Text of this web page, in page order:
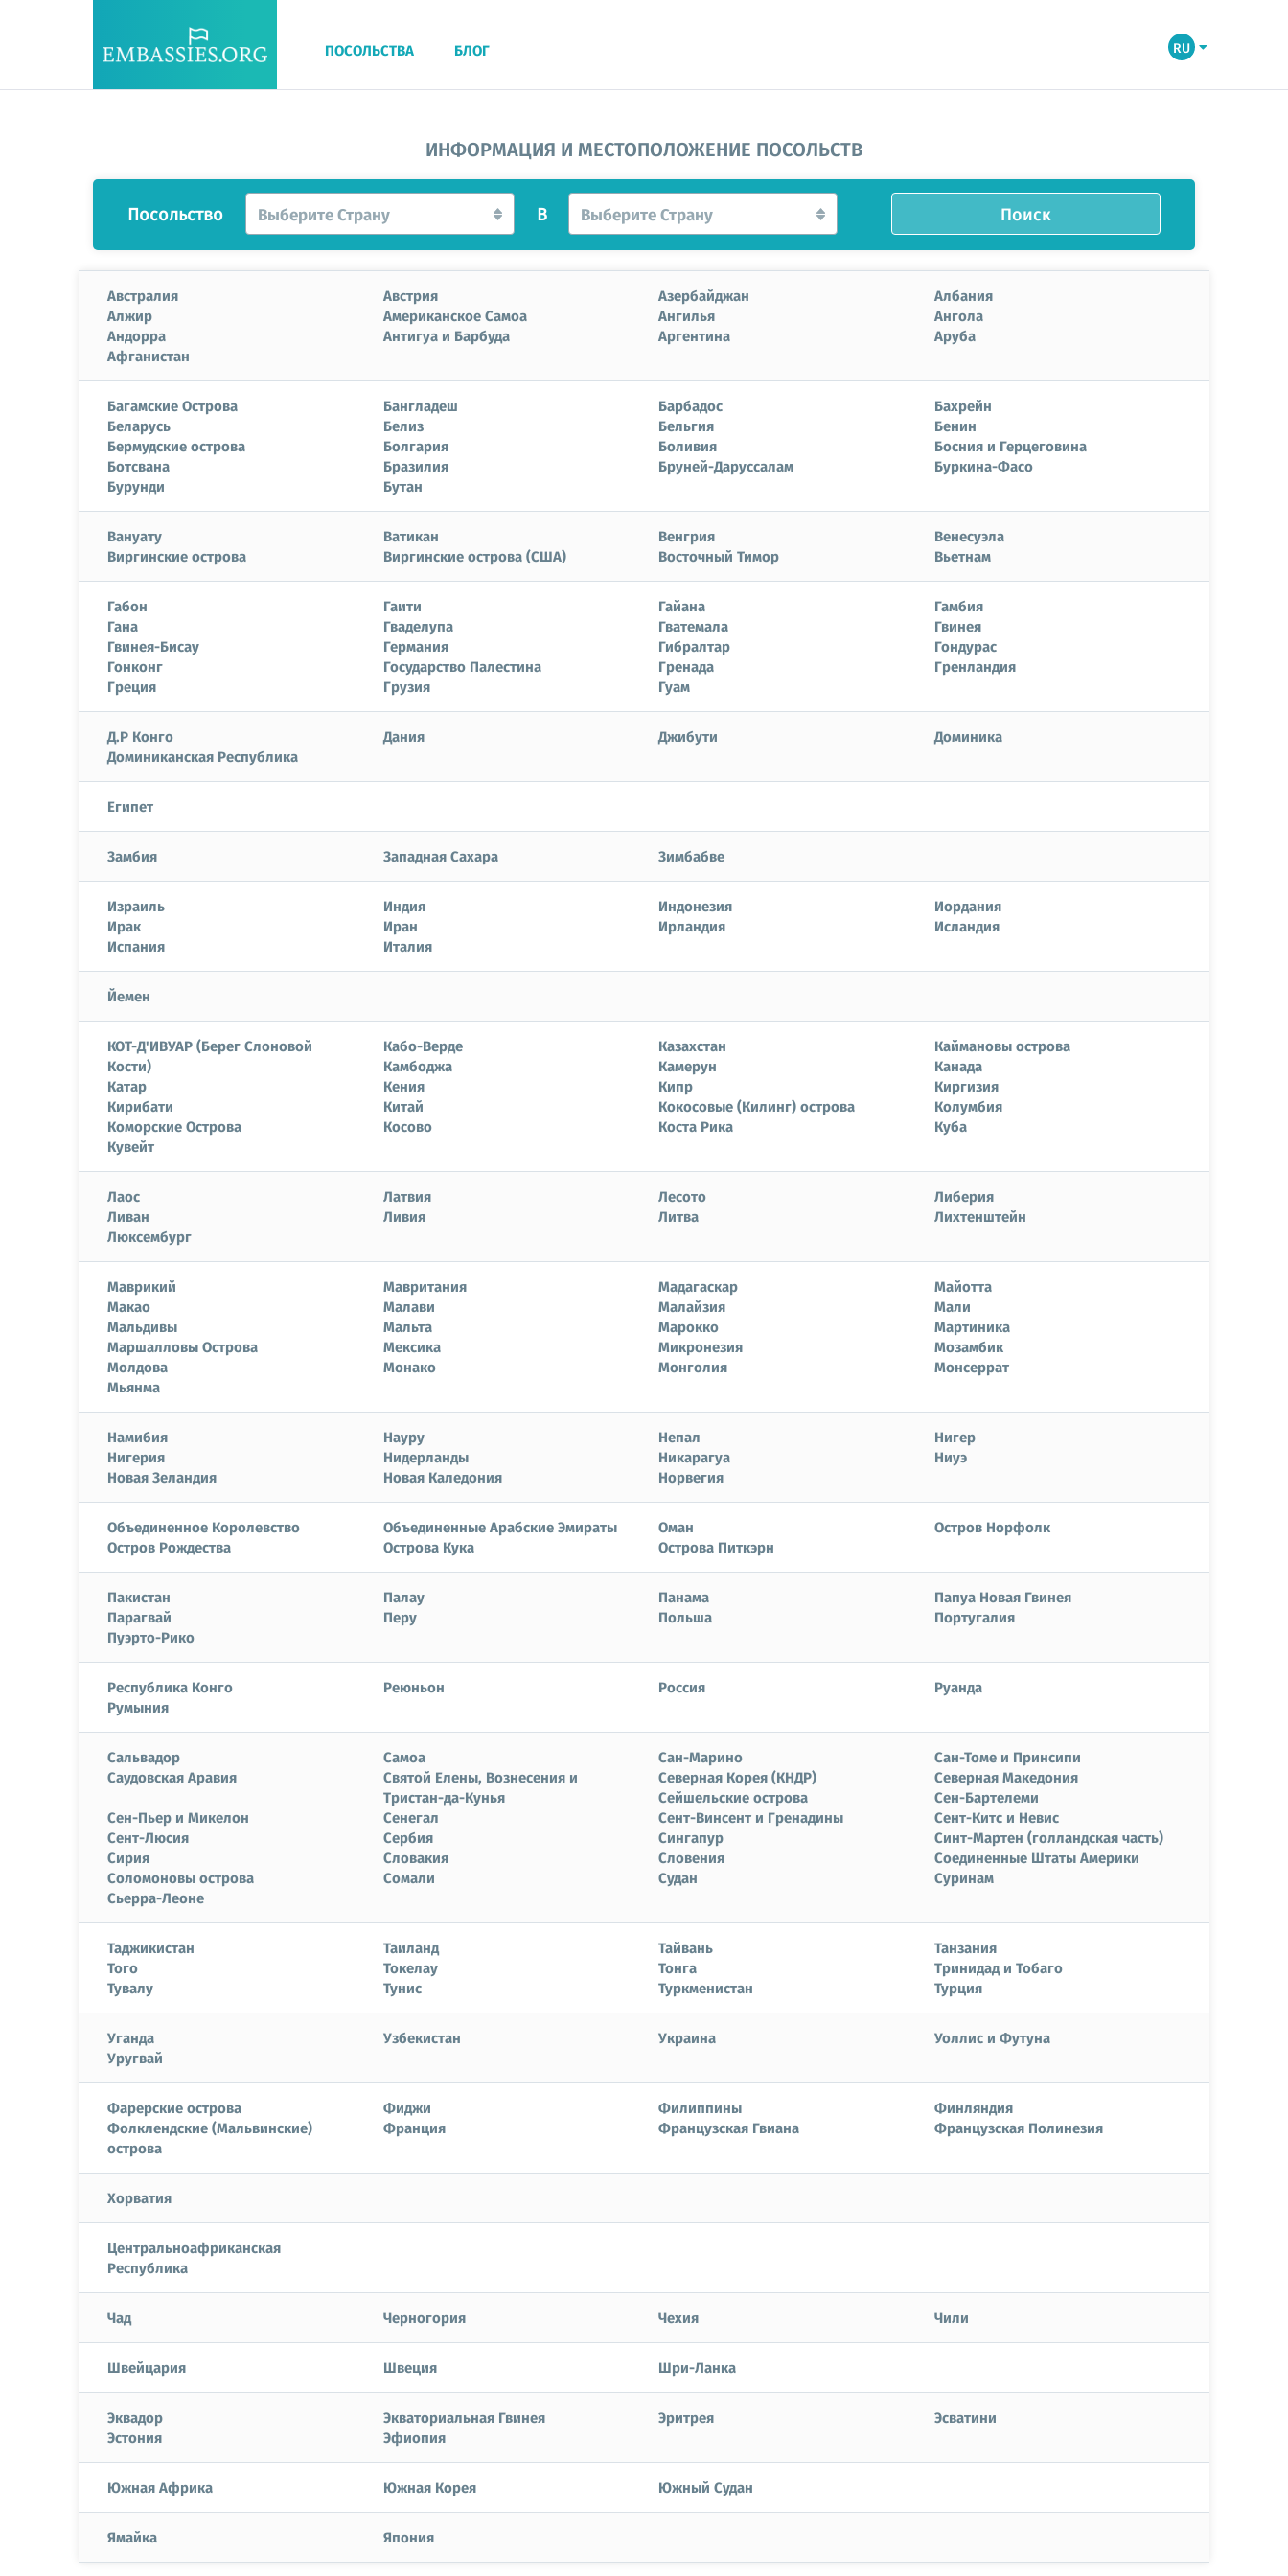
ПОСОЛЬСТВА БЛОГ RU
ИНФОРМАЦИЯ И МЕСТОПОЛОЖЕНИЕ ПОСОЛЬСТВ
Посольство Выберите Страну В Выберите Страну Поиск
Австралия Австрия Азербайджан
Албания
Алжир
Американское Самоа Ангилья
Ангола
Андорра
Антигуа и Барбуда Аргентина
Аруба
Афганистан
Багамские Острова Бангладеш Барбадос
Бахрейн
Беларусь
Белиз Бельгия
Бенин
Бермудские острова
Болгария Боливия
Босния и Герцеговина
Ботсвана
Бразилия Бруней-Даруссалам
Буркина-Фасо
Бурунди
Бутан
Вануату Ватикан Венгрия
Венесуэла
Виргинские острова
Виргинские острова (США) Восточный Тимор Вьетнам
Габон Гаити Гайана
Гамбия
Гана
Гваделупа Гватемала
Гвинея
Гвинея-Бисау
Германия Гибралтар
Гондурас
Гонконг
Государство Палестина Гренада
Гренландия
Греция
Грузия Гуам
Д.Р Конго Дания Джибути
Доминика
Доминиканская Республика
Египет
Замбия Западная Сахара Зимбабве
Израиль Индия Индонезия
Иордания
Ирак
Иран Ирландия
Исландия
Испания
Италия
Йемен
КОТ-Д'ИВУАР (Берег Слоновой
Кости)
Кабо-Верде Казахстан
Каймановы острова
Камбоджа
Камерун
Канада
Катар
Кения Кипр
Киргизия
Кирибати
Китай Кокосовые (Килинг) острова
Колумбия
Коморские Острова
Косово Коста Рика
Куба
Кувейт
Лаос Латвия Лесото
Либерия
Ливан
Ливия Литва
Лихтенштейн
Люксембург
Маврикий Мавритания Мадагаскар
Майотта
Макао
Малави Малайзия
Мали
Мальдивы
Мальта Марокко
Мартиника
Маршалловы Острова
Мексика Микронезия
Мозамбик
Молдова
Монако Монголия
Монсеррат
Мьянма
Намибия Науру Непал
Нигер
Нигерия
Нидерланды Никарагуа
Ниуэ
Новая Зеландия
Новая Каледония Норвегия
Объединенное Королевство Объединенные Арабские Эмираты Оман
Остров Норфолк
Остров Рождества
Острова Кука Острова Питкэрн
Пакистан Палау Панама
Папуа Новая Гвинея
Парагвай
Перу Польша
Португалия
Пуэрто-Рико
Республика Конго Реюньон Россия
Руанда
Румыния
Сальвадор Самоа Сан-Марино
Сан-Томе и Принсипи
Саудовская Аравия
Святой Елены, Вознесения и
Тристан-да-Кунья
Северная Корея (КНДР)
Северная Македония
Сейшельские острова
Сен-Бартелеми
Сен-Пьер и Микелон
Сенегал Сент-Винсент и Гренадины
Сент-Китс и Невис
Сент-Люсия
Сербия Сингапур
Синт-Мартен (голландская часть)
Сирия
Словакия Словения
Соединенные Штаты Америки
Соломоновы острова
Сомали Судан
Суринам
Сьерра-Леоне
Таджикистан Таиланд Тайвань
Танзания
Того
Токелау Тонга
Тринидад и Тобаго
Тувалу
Тунис Туркменистан Турция
Уганда Узбекистан Украина
Уоллис и Футуна
Уругвай
Фарерские острова Фиджи Филиппины
Финляндия
Фолклендские (Мальвинские)
острова
Франция Французская Гвиана Французская Полинезия
Хорватия
Центральноафриканская
Республика
Чад Черногория Чехия Чили
Швейцария Швеция Шри-Ланка
Эквадор Экваториальная Гвинея Эритрея
Эсватини
Эстония
Эфиопия
Южная Африка Южная Корея Южный Судан
Ямайка Япония